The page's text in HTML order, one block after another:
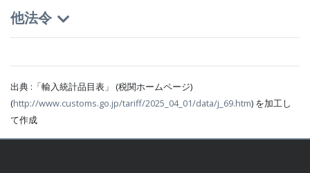
他法令
出典 :「輸入統計品目表」 (税関ホームページ)
(http://www.customs.go.jp/tariff/2025_04_01/data/j_69.htm) を加工し
て作成